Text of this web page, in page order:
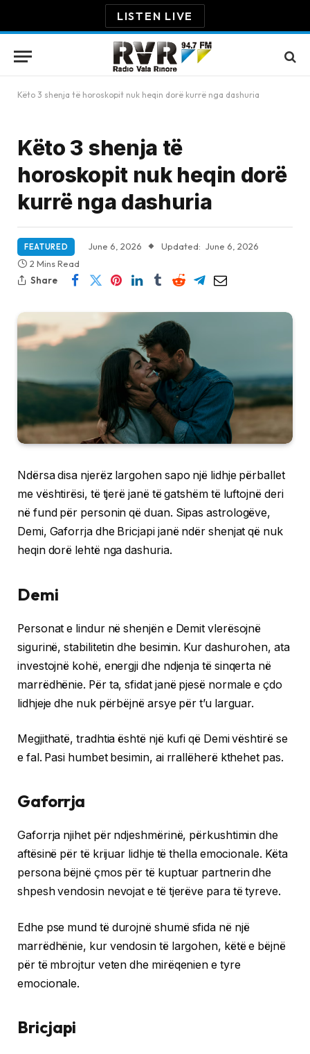
LISTEN LIVE
Këto 3 shenja të horoskopit nuk heqin dorë kurrë nga dashuria
Këto 3 shenja të
horoskopit nuk heqin dorë
kurrë nga dashuria
FEATURED June 6, 2026 Updated: June 6, 2026
2 Mins Read
Share
Ndërsa disa njerëz largohen sapo një lidhje përballet
me vështirësi, të tjerë janë të gatshëm të luftojnë deri
në fund për personin që duan. Sipas astrologëve,
Demi, Gaforrja dhe Bricjapi janë ndër shenjat që nuk
heqin dorë lehtë nga dashuria.
Demi
Personat e lindur në shenjën e Demit vlerësojnë
sigurinë, stabilitetin dhe besimin. Kur dashurohen, ata
investojnë kohë, energji dhe ndjenja të sinqerta në
marrëdhënie. Për ta, sfidat janë pjesë normale e çdo
lidhjeje dhe nuk përbëjnë arsye për t’u larguar.
Megjithatë, tradhtia është një kufi që Demi vështirë se
e fal. Pasi humbet besimin, ai rrallëherë kthehet pas.
Gaforrja
Gaforrja njihet për ndjeshmërinë, përkushtimin dhe
aftësinë për të krijuar lidhje të thella emocionale. Këta
persona bëjnë çmos për të kuptuar partnerin dhe
shpesh vendosin nevojat e të tjerëve para të tyreve.
Edhe pse mund të durojnë shumë sfida në një
marrëdhënie, kur vendosin të largohen, këtë e bëjnë
për të mbrojtur veten dhe mirëqenien e tyre
emocionale.
Bricjapi